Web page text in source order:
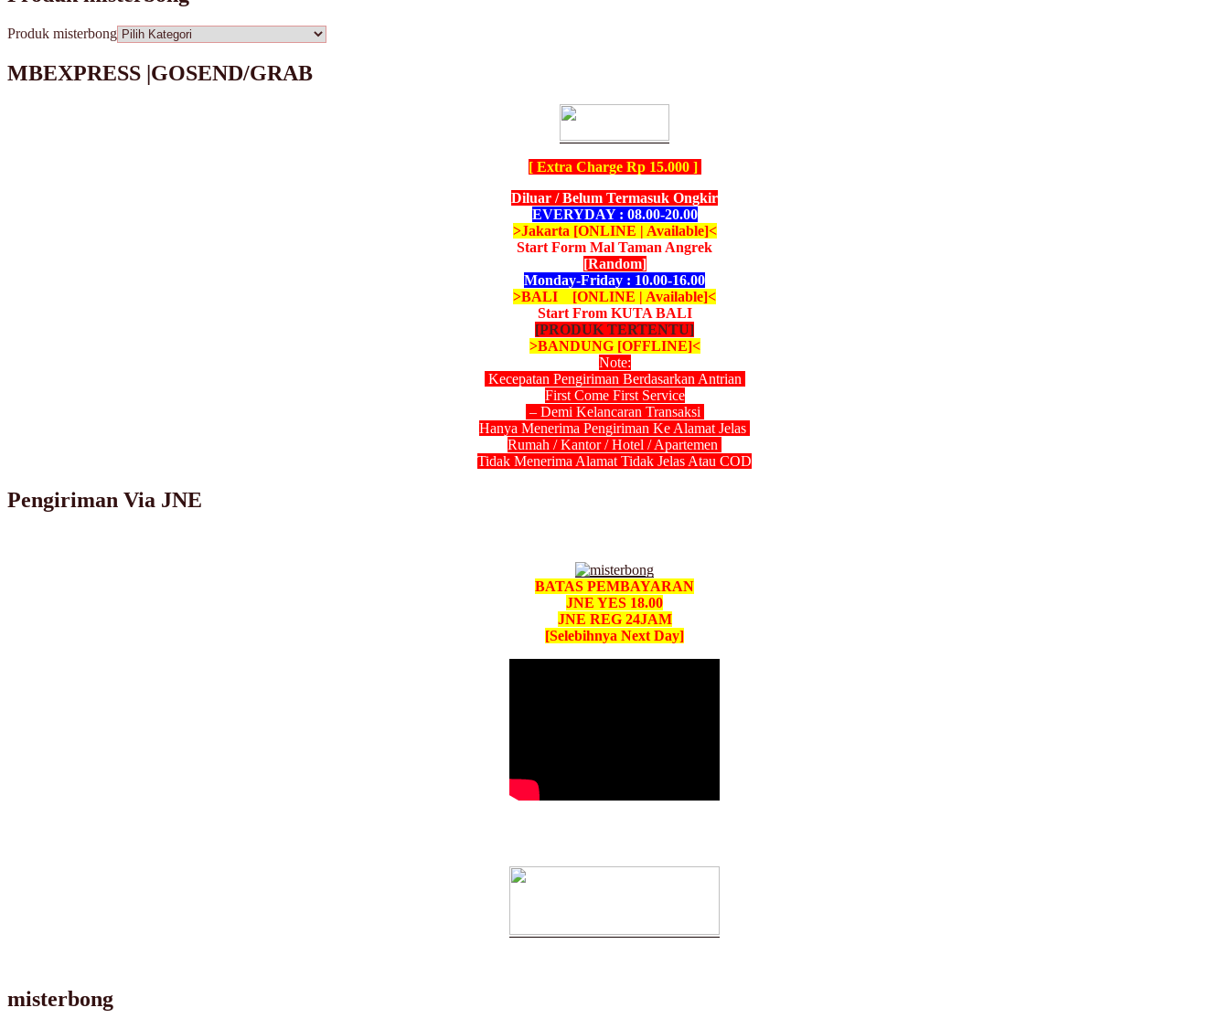
Produk misterbong
MBEXPRESS |GOSEND/GRAB
[ Extra Charge Rp 15.000 ]
Diluar / Belum Termasuk Ongkir
EVERYDAY : 08.00-20.00
>Jakarta [ONLINE | Available]<
Start Form Mal Taman Angrek
[Random]
Monday-Friday : 10.00-16.00
>BALI [ONLINE | Available]<
Start From KUTA BALI
[PRODUK TERTENTU]
>BANDUNG [OFFLINE]<
Note:
Kecepatan Pengiriman Berdasarkan Antrian
First Come First Service
– Demi Kelancaran Transaksi
Hanya Menerima Pengiriman Ke Alamat Jelas
Rumah / Kantor / Hotel / Apartemen
Tidak Menerima Alamat Tidak Jelas Atau COD
Pengiriman Via JNE
BATAS PEMBAYARAN
JNE YES 18.00
JNE REG 24JAM
[Selebihnya Next Day]
misterbong